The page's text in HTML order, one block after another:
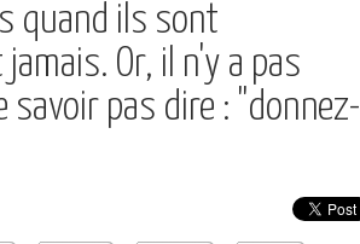
quand ils sont
Or, il n'y a pas
pas dire : "donnez-